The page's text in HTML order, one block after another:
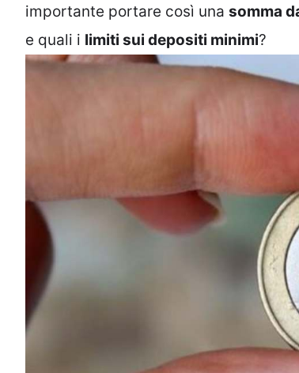
importante portare così una somma
e quali i limiti sui depositi minimi?